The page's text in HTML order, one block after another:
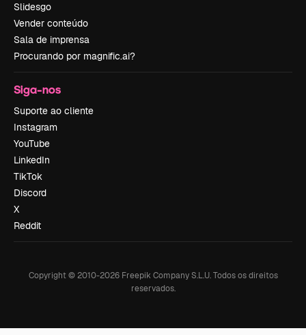
Slidesgo
Vender conteúdo
Sala de imprensa
Procurando por magnific.ai?
Siga-nos
Suporte ao cliente
Instagram
YouTube
LinkedIn
TikTok
Discord
X
Reddit
Copyright © 2010-2026Freepik Company S.L.U. Todos os direitos
reservados.